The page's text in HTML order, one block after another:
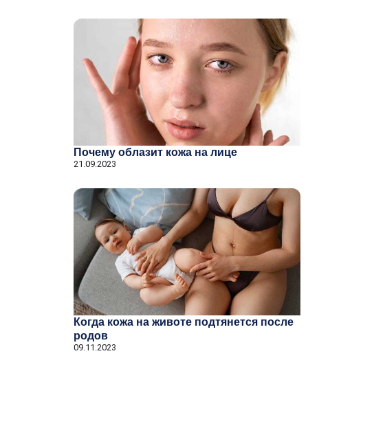
Почему облазит кожа на лице
21.09.2023
Когда кожа на животе подтянется после
родов
09.11.2023